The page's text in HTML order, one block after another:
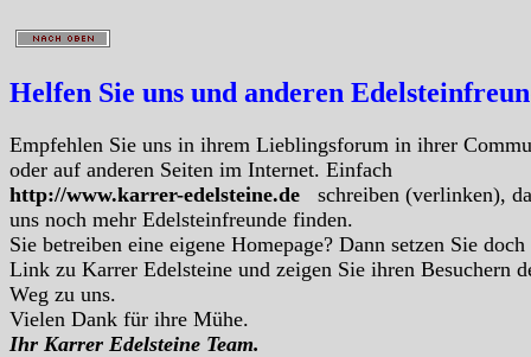
Helfen Sie uns und anderen
Empfehlen Sie uns in ihrem Lieblingsforum in ihrer
oder auf anderen Seiten im Internet. Einfach
http://www.karrer-edelsteine.de
schreiben (verlinken),
uns noch mehr Edelsteinfreunde finden.
Sie betreiben eine eigene Homepage? Dann setzen Sie doch
Link zu Karrer Edelsteine und zeigen Sie ihren Besuchern
Weg zu uns.
Vielen Dank für ihre Mühe.
Ihr Karrer Edelsteine Team.